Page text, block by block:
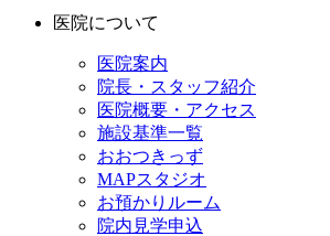
医院について
医院案内
院長・スタッフ紹介
医院概要・アクセス
施設基準一覧
おおつきっず
MAPスタジオ
お預かりルーム
院内見学申込